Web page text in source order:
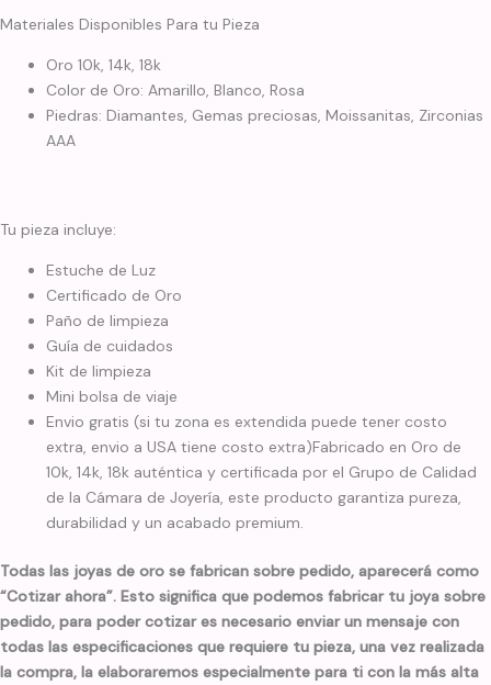
Materiales Disponibles Para tu Pieza
Oro 10k, 14k, 18k
Color de Oro: Amarillo, Blanco, Rosa
Piedras: Diamantes, Gemas preciosas, Moissanitas, Zirconias
AAA
Tu pieza incluye:
Estuche de Luz
Certificado de Oro
Paño de limpieza
Guía de cuidados
Kit de limpieza
Mini bolsa de viaje
Envio gratis (si tu zona es extendida puede tener costo
extra, envio a USA tiene costo extra)Fabricado en Oro de
10k, 14k, 18k auténtica y certificada por el Grupo de Calidad
de la Cámara de Joyería, este producto garantiza pureza,
durabilidad y un acabado premium.
Todas las joyas de oro se fabrican sobre pedido, aparecerá como
“Cotizar ahora”. Esto significa que podemos fabricar tu joya sobre
pedido, para poder cotizar es necesario enviar un mensaje con
todas las especificaciones que requiere tu pieza, una vez realizada
la compra, la elaboraremos especialmente para ti con la más alta